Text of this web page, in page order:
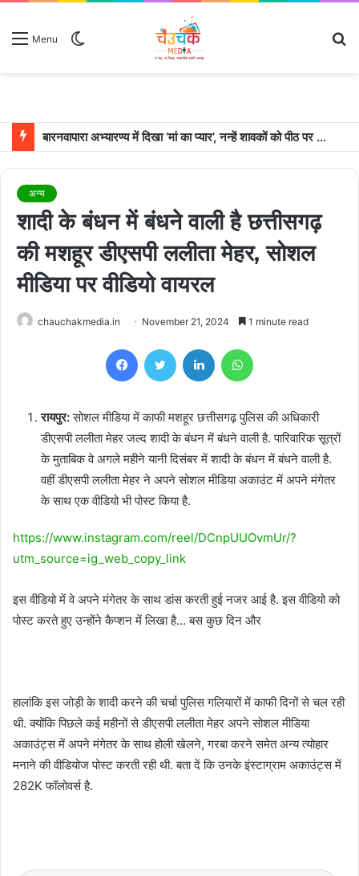
Menu
बारनवापारा अभ्यारण्य में दिखा ‘मां का प्यार’, नन्हें शावकों को पीठ पर बैठाकर घूमती दिखी मादा भालू
अन्य
शादी के बंधन में बंधने वाली है छत्तीसगढ़
की मशहूर डीएसपी ललीता मेहर, सोशल
मीडिया पर वीडियो वायरल
chauchakmedia.in November 21, 2024 1 minute read
FacebookTwitter LinkedIn
रायपुर:सोशल मीडिया में काफी मशहूर छत्तीसगढ़ पुलिस की अधिकारी
डीएसपी ललीता मेहर जल्द शादी के बंधन में बंधने वाली है. पारिवारिक सूत्रों
के मुताबिक वे अगले महीने यानी दिसंबर में शादी के बंधन में बंधने वाली है.
वहीं डीएसपी ललीता मेहर ने अपने सोशल मीडिया अकाउंट में अपने मंगेतर
के साथ एक वीडियो भी पोस्ट किया है.
https://www.instagram.com/reel/DCnpUUOvmUr/?
utm_source=ig_web_copy_link
इस वीडियो में वे अपने मंगेतर के साथ डांस करती हुई नजर आई है. इस वीडियो को
पोस्ट करते हुए उन्होंने कैप्शन में लिखा है… बस कुछ दिन और
हालांकि इस जोड़ी के शादी करने की चर्चा पुलिस गलियारों में काफी दिनों से चल रही
थी. क्योंकि पिछले कई महीनों से डीएसपी ललीता मेहर अपने सोशल मीडिया
अकाउंट्स में अपने मंगेतर के साथ होली खेलने, गरबा करने समेत अन्य त्योहार
मनाने की वीडियोज पोस्ट करती रही थी. बता दें कि उनके इंस्टाग्राम अकाउंट्स में
282K फॉलोवर्स है.